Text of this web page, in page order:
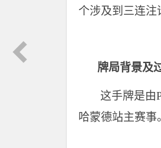
个涉及到三连注
牌局背景及
这手牌是由
哈蒙德站主赛事